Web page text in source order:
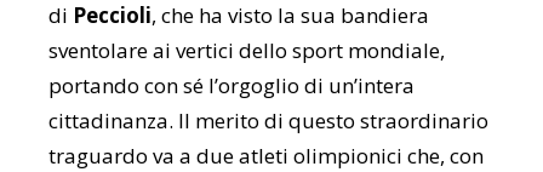
di Peccioli, che ha visto la sua bandiera
sventolare ai vertici dello sport mondiale,
portando con sé l’orgoglio di un’intera
cittadinanza. Il merito di questo straordinario
traguardo va a due atleti olimpionici che, con